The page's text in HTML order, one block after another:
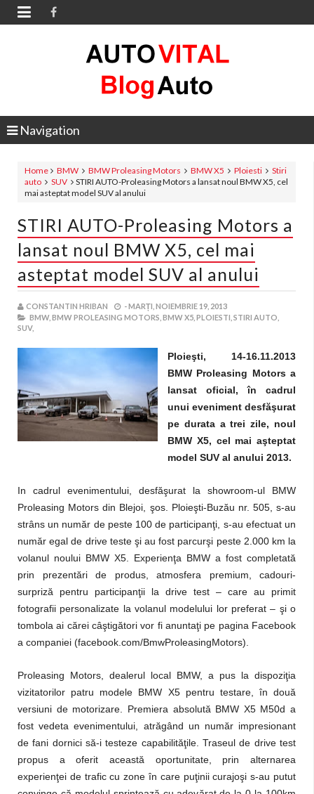

Navigation
Home BMW BMW Proleasing Motors BMW X5 Ploiesti
Stiri
auto
SUV
STIRI AUTO-Proleasing Motors a lansat noul BMW X5, cel
mai asteptat model SUV al anului
STIRI AUTO-Proleasing Motors a
lansat noul BMW X5, cel mai
asteptat model SUV al anului
CONSTANTIN HRIBAN -MARȚI, NOIEMBRIE 19, 2013
BMW, BMW PROLEASING MOTORS, BMW X5, PLOIESTI, STIRI AUTO,
SUV,
Ploieşti, 14-16.11.2013
BMW Proleasing Motors a
lansat oficial, în cadrul
unui eveniment desfăşurat
pe durata a trei zile, noul
BMW X5, cel mai aşteptat
model SUV al anului 2013.
In cadrul evenimentului, desfăşurat la showroom-ul BMW
Proleasing Motors din Blejoi, şos. Ploieşti-Buzău nr. 505, s-au
strâns un număr de peste 100 de participanţi, s-au efectuat un
număr egal de drive teste şi au fost parcurşi peste 2.000 km la
volanul noului BMW X5. Experienţa BMW a fost completată
prin prezentări de produs, atmosfera premium, cadouri-
surpriză pentru participanţii la drive test – care au primit
fotografii personalizate la volanul modelului lor preferat – şi o
tombola ai cărei câştigători vor fi anuntaţi pe pagina Facebook
a companiei (facebook.com/BmwProleasingMotors).
Proleasing Motors, dealerul local BMW, a pus la dispoziţia
vizitatorilor patru modele BMW X5 pentru testare, în două
versiuni de motorizare. Premiera absolută BMW X5 M50d a
fost vedeta evenimentului, atrăgând un număr impresionant
de fani dornici să-i testeze capabilităţile. Traseul de drive test
propus a oferit această oportunitate, prin alternarea
experienţei de trafic cu zone în care puţinii curajoşi s-au putut